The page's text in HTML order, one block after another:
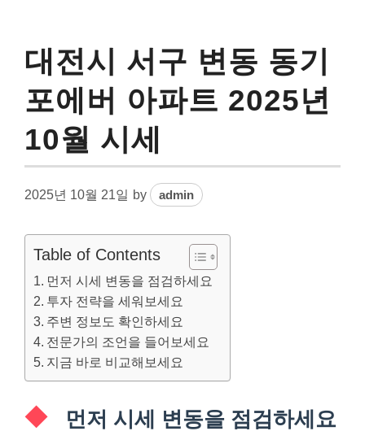
대전시 서구 변동 동기
포에버 아파트 2025년
10월 시세
2025년 10월 21일 by admin
Table of Contents
먼저 시세 변동을 점검하세요
투자 전략을 세워보세요
주변 정보도 확인하세요
전문가의 조언을 들어보세요
지금 바로 비교해보세요
먼저 시세 변동을 점검하세요